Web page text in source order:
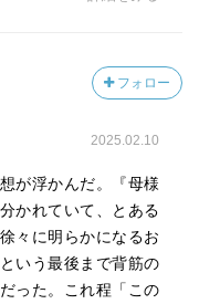
フォロー
2025.02.10
が浮かんだ。『母様
かれていて、とある
々に明らかになるお
いう最後まで背筋の
った。これ程「この